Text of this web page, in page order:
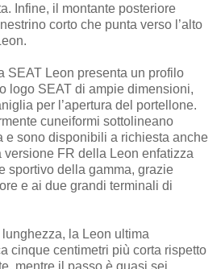
Infine, il montante posteriore
corto che punta verso l’alto
SEAT Leon presenta un profilo
logo SEAT di ampie dimensioni,
per l’apertura del portellone.
cuneiformi sottolineano
e sono disponibili a richiesta anche
FR della Leon enfatizza
sportivo della gamma, grazie
e ai due grandi terminali di
la Leon ultima
cinque centimetri più corta rispetto
mentre il passo è quasi sei